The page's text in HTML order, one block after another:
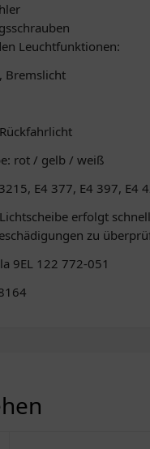
Leuchtfunktionen:
Bremslicht
rot / gelb / weiß
E4 377, E4 397, E4
erfolgt
zu
9EL 122 772-051